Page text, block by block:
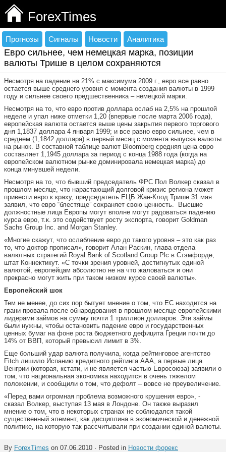
ForexTimes
Прогнозы Сигналы Новости Аналитика
Евро сильнее, чем немецкая марка, позиции
валюты Трише в целом сохраняются
Несмотря на падение на 21% с максимума 2009 г., евро все равно
остается выше среднего уровня с момента создания валюты в 1999
году и сильнее своего предшественника – немецкой марки.
Несмотря на то, что евро против доллара ослаб на 2,5% на прошлой
неделе и упал ниже отметки 1,20 (впервые после марта 2006 года),
европейская валюта остается выше цены закрытия первого торгового
дня 1,1837 доллара 4 января 1999; и все равно евро сильнее, чем в
среднем (1,1842 доллара) в первый месяц с момента выпуска валюты
на рынок. В составной таблице валют Bloomberg средняя цена евро
составляет 1,1945 доллара за период с конца 1988 года (когда на
европейском валютном рынке доминировала немецкая марка) до
конца минувшей недели.
Несмотря на то, что бывший председатель ФРС Пол Волкер сказал в
прошлом месяце, что нарастающий долговой кризис региона может
привести евро к краху, председатель ЕЦБ Жан-Клод Трише 31 мая
заявил, что евро “блестяще” сохраняет свою ценность. Высшие
должностные лица Европы могут вполне могут радоваться падению
курса евро, т.к. это содействует росту экспорта, говорит Goldman
Sachs Group Inc. and Morgan Stanley.
«Многие скажут, что ослабление евро до такого уровня – это как раз
то, что доктор прописал», говорит Алан Раскин, глава отдела
валютных стратегий Royal Bank of Scotland Group Plc в Стэмфорде,
штат Коннектикут. «С точки зрения уровней, достигнутых единой
валютой, европейцам абсолютно не на что жаловаться и они
прекрасно могут жить при таком низком курсе своей валюты».
Европейский шок
Тем не менее, до сих пор бытует мнение о том, что ЕС находится на
грани провала после обнародования в прошлом месяце европейскими
лидерами займов на сумму почти 1 триллион долларов. Эти займы
были нужны, чтобы остановить падение евро и государственных
ценных бумаг на фоне роста бюджетного дефицита Греции почти до
14% от ВВП, который превысил лимит в 3%.
Еще больший удар валюта получила, когда рейтинговое агентство
Fitch лишило Испанию кредитного рейтинга ААА, а первые лица
Венгрии (которая, кстати, и не является частью Евросоюза) заявили о
том, что национальная экономика находится в очень тяжелом
положении, и сообщили о том, что дефолт – вовсе не преувеличение.
«Перед вами огромная проблема возможного крушения евро», -
сказал Волкер, выступая 13 мая в Лондоне. Он также выразил
мнение о том, что в некоторых странах не соблюдался такой
существенный элемент, как дисциплина в экономической и денежной
политике, на которую так рассчитывали при создании единой валюты.
By ForexTimes on 07.06.2010 · Posted in Новости форекс